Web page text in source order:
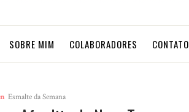
SOBRE MIM COLABORADORES CONTATO
Esmalte da Semana